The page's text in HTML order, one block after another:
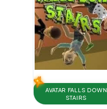
AVATAR FALLS DOWN
STAIRS